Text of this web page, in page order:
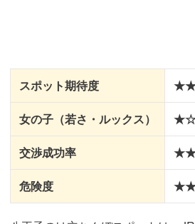
スポット期待度
女の子（若さ・ルックス）
交渉成功率
危険度